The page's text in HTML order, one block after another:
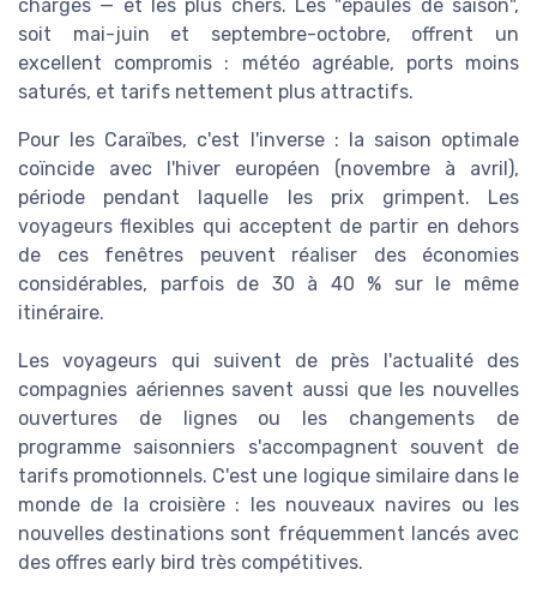
chargés — et les plus chers. Les "épaules de saison",
soit mai-juin et septembre-octobre, offrent un
excellent compromis : météo agréable, ports moins
saturés, et tarifs nettement plus attractifs.
Pour les Caraïbes, c'est l'inverse : la saison optimale
coïncide avec l'hiver européen (novembre à avril),
période pendant laquelle les prix grimpent. Les
voyageurs flexibles qui acceptent de partir en dehors
de ces fenêtres peuvent réaliser des économies
considérables, parfois de 30 à 40 % sur le même
itinéraire.
Les voyageurs qui suivent de près l'actualité des
compagnies aériennes savent aussi que les nouvelles
ouvertures de lignes ou les changements de
programme saisonniers s'accompagnent souvent de
tarifs promotionnels. C'est une logique similaire dans le
monde de la croisière : les nouveaux navires ou les
nouvelles destinations sont fréquemment lancés avec
des offres early bird très compétitives.